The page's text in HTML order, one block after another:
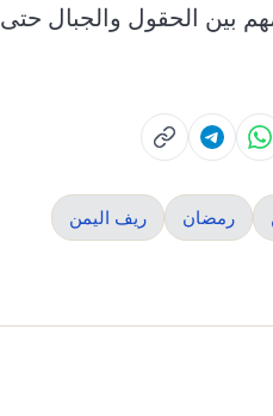
بين الحقول والجبال حتى
رمضان
ريف اليمن